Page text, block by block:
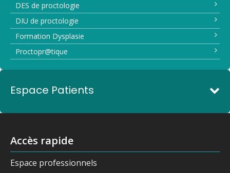
DES de proctologie
DIU de proctologie
Formation Dysplasie
Proctopr@tique
Espace Patients
Accès rapide
Espace professionnels